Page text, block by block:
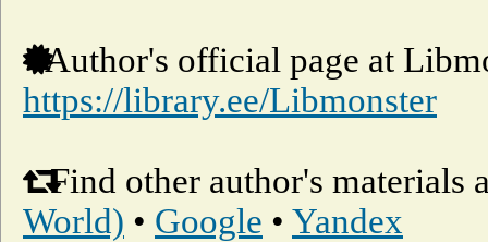
Author's official page at
https://library.ee/Libmonster
Find other author's materials
World) • Google • Yandex